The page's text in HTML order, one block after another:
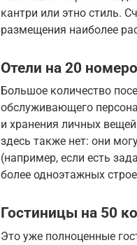
кантри или этно стиль.
размещения наиболее
Отели на 20
Большое количество
обслуживающего
и хранения личных
здесь также нет: они
(например, если есть
более одноэтажных
Гостиницы на 50
Это уже полноценные